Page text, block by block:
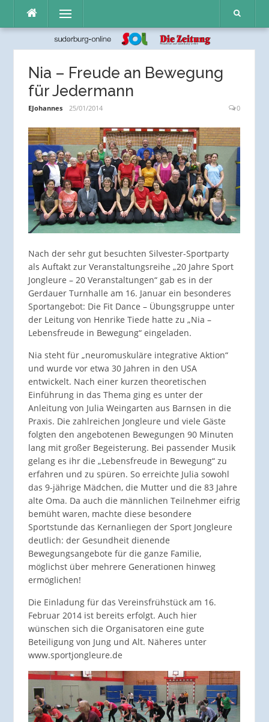
Inhalt
Menü
Nia – Freude an Bewegung
für Jedermann
EJohannes 25/01/2014 0
Nach der sehr gut besuchten Silvester-Sportparty
als Auftakt zur Veranstaltungsreihe „20 Jahre Sport
Jongleure – 20 Veranstaltungen“ gab es in der
Gerdauer Turnhalle am 16. Januar ein besonderes
Sportangebot: Die Fit Dance – Übungsgruppe unter
der Leitung von Henrike Tiede hatte zu „Nia –
Lebensfreude in Bewegung“ eingeladen.
Nia steht für „neuromuskuläre integrative Aktion“
und wurde vor etwa 30 Jahren in den USA
entwickelt. Nach einer kurzen theoretischen
Einführung in das Thema ging es unter der
Anleitung von Julia Weingarten aus Barnsen in die
Praxis. Die zahlreichen Jongleure und viele Gäste
folgten den angebotenen Bewegungen 90 Minuten
lang mit großer Begeisterung. Bei passender Musik
gelang es ihr die „Lebensfreude in Bewegung“ zu
erfahren und zu spüren. So erreichte Julia sowohl
das 9-jährige Mädchen, die Mutter und die 83 Jahre
alte Oma. Da auch die männlichen Teilnehmer eifrig
bemüht waren, machte diese besondere
Sportstunde das Kernanliegen der Sport Jongleure
deutlich: der Gesundheit dienende
Bewegungsangebote für die ganze Familie,
möglichst über mehrere Generationen hinweg
ermöglichen!
Die Einladung für das Vereinsfrühstück am 16.
Februar 2014 ist bereits erfolgt. Auch hier
wünschen sich die Organisatoren eine gute
Beteiligung von Jung und Alt. Näheres unter
www.sportjongleure.de